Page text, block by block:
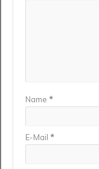
Name *
E-Mail *